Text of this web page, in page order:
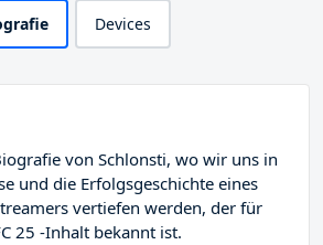
Devices
von Schlonsti, wo wir uns in
und die Erfolgsgeschichte eines
vertiefen werden, der für
25 -Inhalt bekannt ist.